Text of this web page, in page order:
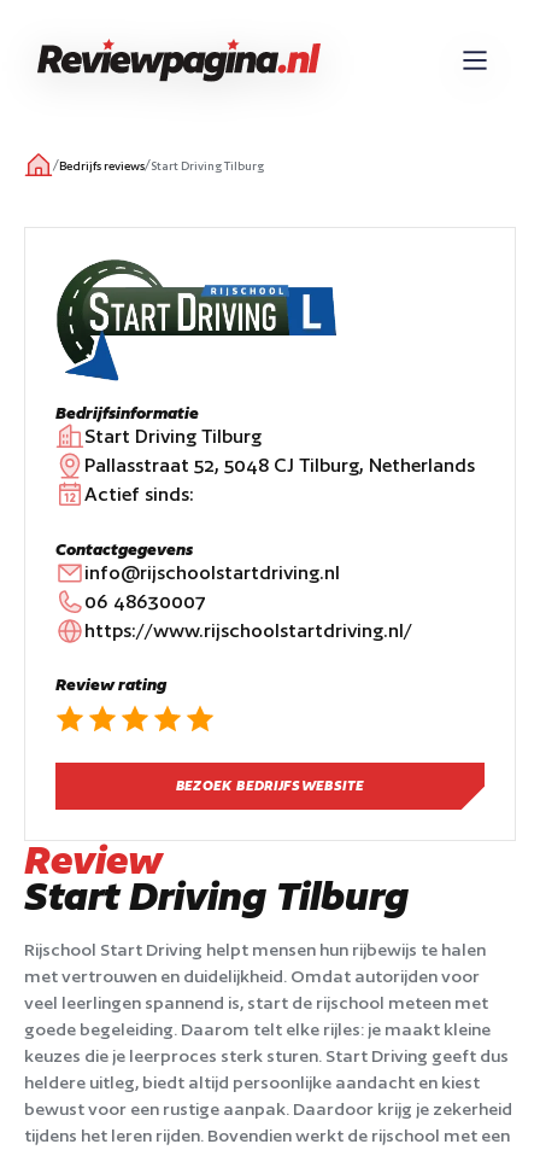
/Bedrijfs reviews/Start Driving Tilburg
Bedrijfsinformatie
Start Driving Tilburg
Pallasstraat 52, 5048 CJ Tilburg, Netherlands
Actief sinds:
Contactgegevens
info@rijschoolstartdriving.nl
06 48630007
https://www.rijschoolstartdriving.nl/
Review rating
BEZOEK BEDRIJFSWEBSITE
Review
Start Driving Tilburg
Rijschool Start Driving helpt mensen hun rijbewijs te halen
met vertrouwen en duidelijkheid. Omdat autorijden voor
veel leerlingen spannend is, start de rijschool meteen met
goede begeleiding. Daarom telt elke rijles: je maakt kleine
keuzes die je leerproces sterk sturen. Start Driving geeft dus
heldere uitleg, biedt altijd persoonlijke aandacht en kiest
bewust voor een rustige aanpak. Daardoor krijg je zekerheid
tijdens het leren rijden. Bovendien werkt de rijschool met een